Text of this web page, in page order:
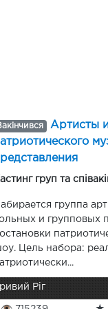
Артисты
груп та
группа
и групповых
Цель набора:
Ріг